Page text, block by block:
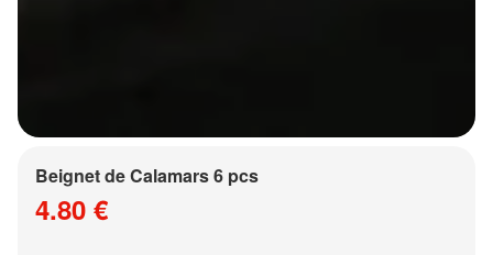
Beignet de Calamars 6 pcs
4.80 €